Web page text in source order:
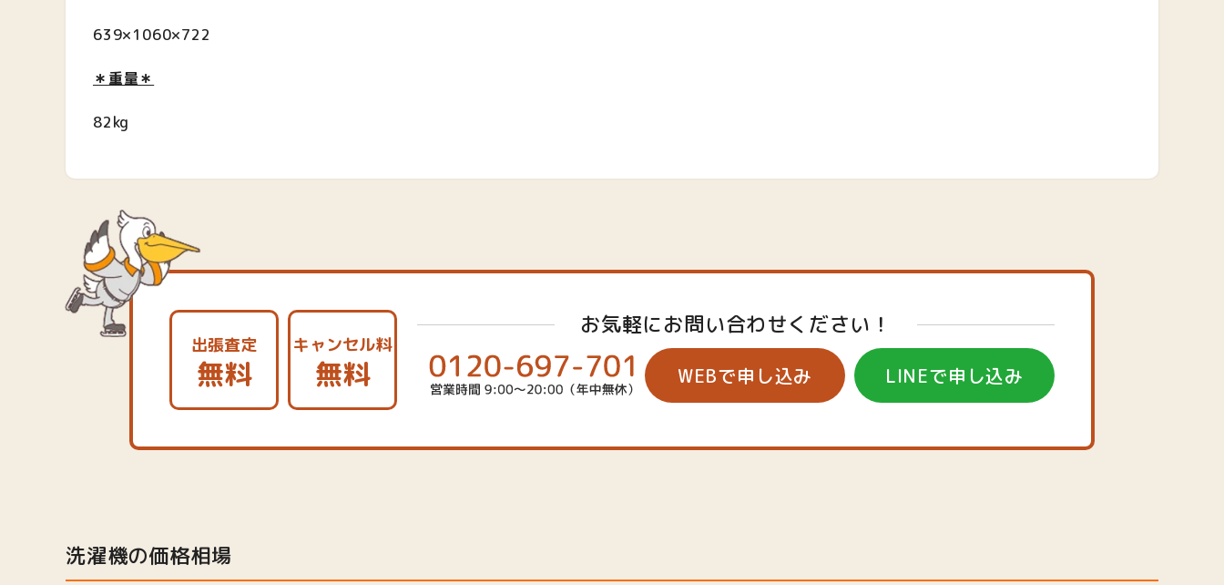
639×1060×722
＊重量＊
82kg
出張査定
無料
キャンセル料
無料
お気軽にお問い合わせください！
WEBで申し込み LINEで申し込み
洗濯機の価格相場